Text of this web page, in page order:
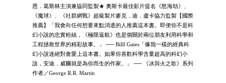
恩．葛斯林主演兼協同監製★ 奧斯卡最佳影片提名《怒海劫》、
《魔球》、《社群網戰》超級製片麥克．迪．盧卡協力監製【國際
推薦】「我會向任何想要來點消遣的人推薦這本書。即便你不是科
幻小說的忠實粉絲，《極限返航》也是個關於兩位朋友利用科學和
工程拯救世界的精彩故事。」 ── Billl Gates「像我一樣的經典科
幻小說迷絕對會愛上這本書。如果你喜歡科學含量超高的科幻小
說，安迪．威爾就是為你而生的作家。」 ── 《冰與火之歌》系列
作者／George R.R. Martin